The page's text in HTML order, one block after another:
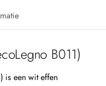
B011)
is een wit effen